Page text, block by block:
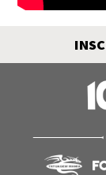
Clique Aqui